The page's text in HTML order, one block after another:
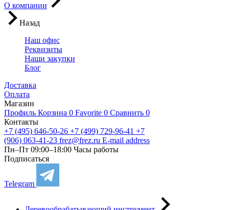
О компании
Назад
Наш офис
Реквизиты
Наши закупки
Блог
Доставка
Оплата
Магазин
Профиль Корзина 0 Favorite 0 Сравнить 0
Контакты
+7 (495) 646-50-26 +7 (499) 729-96-41 +7
(906) 063-41-23 frez@frez.ru E-mail address
Пн–Пт 09:00–18:00 Часы работы
Подписаться
Telegram